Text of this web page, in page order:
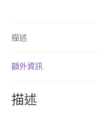
描述
額外資訊
描述